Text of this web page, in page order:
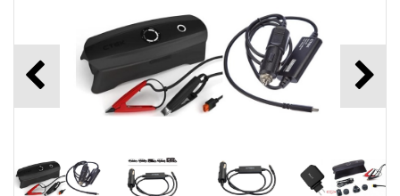
CTEK CS FREE prenosni
polnilec akumulatorja -
IZJEMNA CENA !